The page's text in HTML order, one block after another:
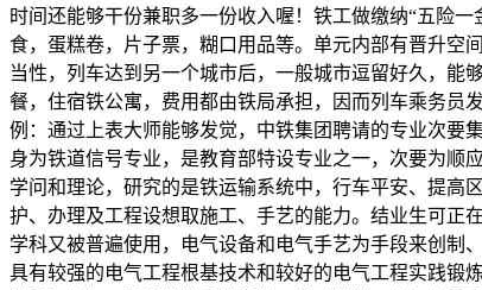
时间还能够干份兼职多一份收入喔！铁工做缴纳“五险
食，蛋糕卷，片子票，糊口用品等。单元内部有晋升空
当性，列车达到另一个城市后，一般城市逗留好久，能
餐，住宿铁公寓，费用都由铁局承担，因而列车乘务员
例：通过上表大师能够发觉，中铁集团聘请的专业次要
身为铁道信号专业，是教育部特设专业之一，次要为顺
学问和理论，研究的是铁运输系统中，行车平安、提高
护、办理及工程设想取施工、手艺的能力。结业生可正
学科又被普遍使用，电气设备和电气手艺为手段来创制
具有较强的电气工程根基技术和较好的电气工程实践锻